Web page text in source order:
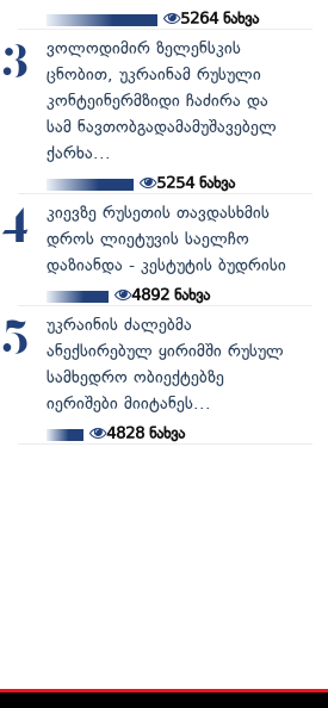
5264ნახვა
3
ვოლოდიმირ ზელენსკის
ცნობით, უკრაინამ რუსული
კონტეინერმზიდი ჩაძირა და
სამ ნავთობგადამამუშავებელ
ქარხა...
5254ნახვა
4
კიევზე რუსეთის თავდასხმის
დროს ლიეტუვის საელჩო
დაზიანდა - კესტუტის ბუდრისი
4892ნახვა
5
უკრაინის ძალებმა
ანექსირებულ ყირიმში რუსულ
სამხედრო ობიექტებზე
იერიშები მიიტანეს...
4828 ნახვა